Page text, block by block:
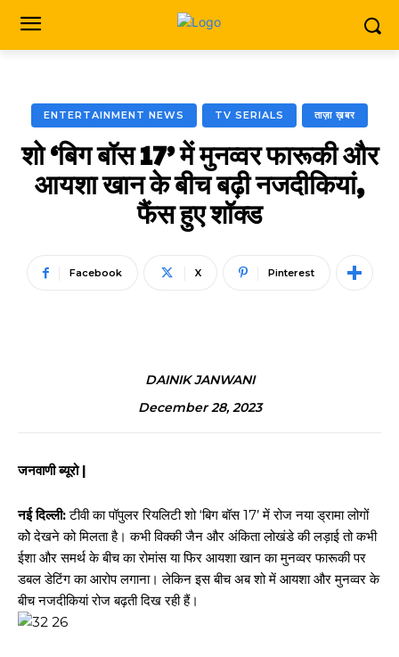
ENTERTAINMENT NEWS TV SERIALS ताज़ा ख़बर
शो ‘बिग बॉस 17’ में मुनव्वर फारूकी और
आयशा खान के बीच बढ़ी नजदीकियां,
फैंस हुए शॉक्ड
Facebook X Pinterest
DAINIK JANWANI
December 28, 2023
जनवाणी ब्यूरो |
नई दिल्ली:टीवी का पॉपुलर रियलिटी शो ‘बिग बॉस 17’ में रोज नया ड्रामा लोगों
कोे देखने को मिलता है। कभी विक्की जैन और अंकिता लोखंडे की लड़ाई तो कभी
ईशा और समर्थ के बीच का रोमांस या ​फिर आयशा खान का मुनव्वर फारूकी पर
डबल डेटिंग का आरोप लगाना। लेकिन इस बीच अब शो में आयशा और मुनव्वर के
बीच नजदीकियां रोज बढ़ती दिख रही हैं।